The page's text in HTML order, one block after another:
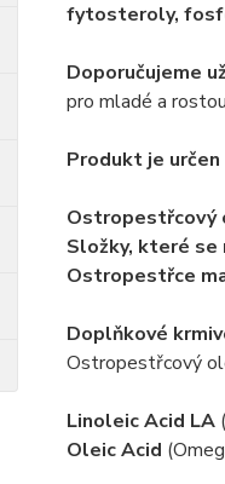
fytosteroly,
Doporučujeme
pro mladé a
Produkt je
Ostropestřcový
Složky, které se
Ostropestřce
Doplňkové
Ostropestřcový
Linoleic Acid LA
Oleic Acid